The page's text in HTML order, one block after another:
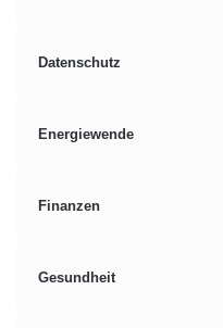
Datenschutz
Energiewende
Finanzen
Gesundheit